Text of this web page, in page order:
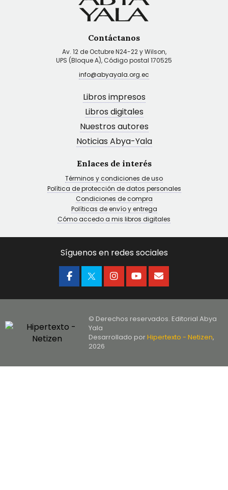
Contáctanos
Av. 12 de Octubre N24-22 y Wilson,
UPS (Bloque A), Código postal 170525
info@abyayala.org.ec
Libros impresos
Libros digitales
Nuestros autores
Noticias Abya-Yala
Enlaces de interés
Términos y condiciones de uso
Política de protección de datos personales
Condiciones de compra
Políticas de envío y entrega
Cómo accedo a mis libros digitales
Síguenos en redes sociales
© Derechos reservados. Editorial Abya
Yala
Desarrollado porHipertexto - Netizen,
2026